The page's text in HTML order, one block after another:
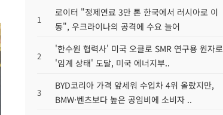
1
로이터 "정제연료 3만 톤 한국에서 러시아로 이
동", 우크라이나의 공격에 수요 늘어
2
'한수원 협력사' 미국 오클로 SMR 연구용 원자로
'임계 상태' 도달, 미국 에너지부..
3
BYD코리아 가격 앞세워 수입차 4위 올랐지만,
BMW·벤츠보다 높은 공임비에 소비자 ..